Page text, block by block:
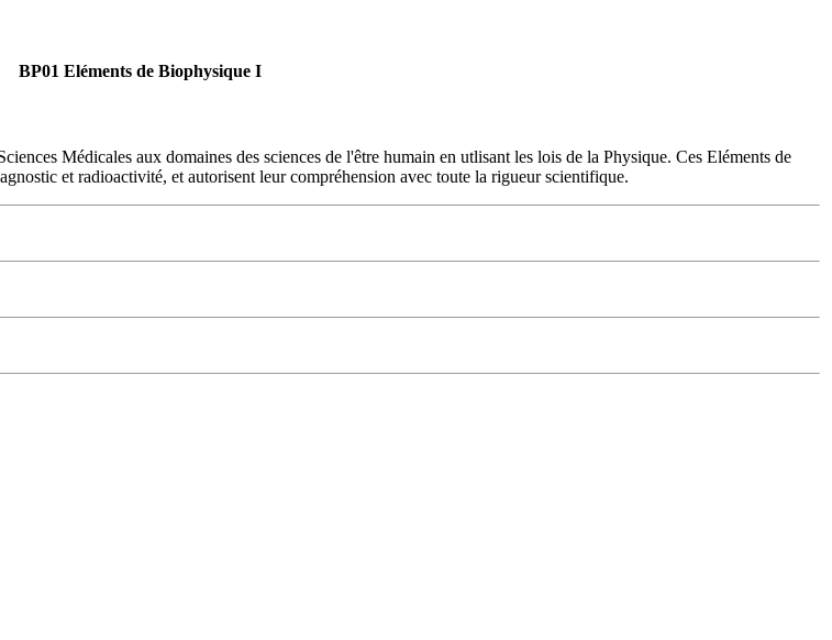
BP01 Eléments de Biophysique I
Médicales aux domaines des sciences de l'être humain en utlisant les lois de la Physique. Ces Eléments de
et radioactivité, et autorisent leur compréhension avec toute la rigueur scientifique.